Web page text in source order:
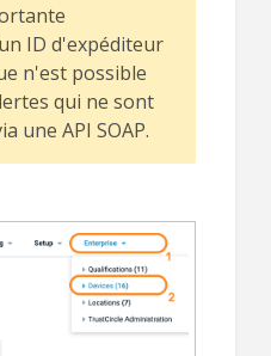
ID d'expéditeur
n'est possible
qui ne sont
une API SOAP.